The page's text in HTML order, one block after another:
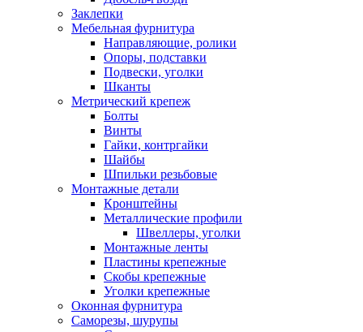
Заклепки
Мебельная фурнитура
Направляющие, ролики
Опоры, подставки
Подвески, уголки
Шканты
Метрический крепеж
Болты
Винты
Гайки, контргайки
Шайбы
Шпильки резьбовые
Монтажные детали
Кронштейны
Металлические профили
Швеллеры, уголки
Монтажные ленты
Пластины крепежные
Скобы крепежные
Уголки крепежные
Оконная фурнитура
Саморезы, шурупы